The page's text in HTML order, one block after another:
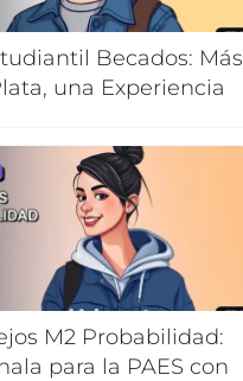
Becados: Más
una Experiencia
M2 Probabilidad:
para la PAES con